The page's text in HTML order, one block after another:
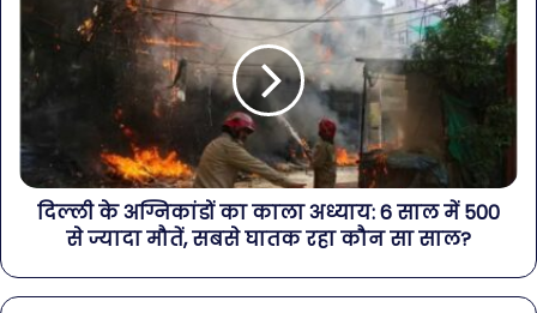
दिल्ली के अग्निकांडों का काला अध्याय: 6 साल में 500
से ज्यादा मौतें, सबसे घातक रहा कौन सा साल?